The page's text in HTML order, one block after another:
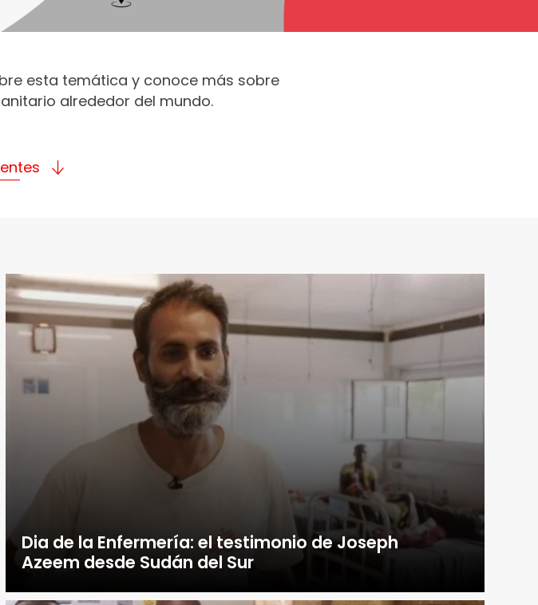
esta temática y conoce más sobre
alrededor del mundo.
Dia de la Enfermería: el testimonio de Joseph
Azeem desde Sudán del Sur